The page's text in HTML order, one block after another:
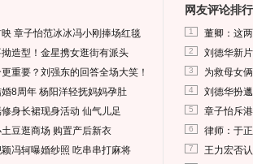
映 章子怡范冰冰冯小刚捧场红毯
造型！金星携女逛街有派头
重要？刘强东的回答全场大笑！
8周年 杨阳洋轻抚妈妈孕肚
身长裙现身活动 仙气儿足
豆逛商场 购置产后新衣
冯轲曝婚纱照 吃串串打麻将
网友评论排行
1 董卿：这
2 刘德华新
3 为救母女
4 刘德华扮
5 章子怡斥
6 律师：于
7 王力宏否